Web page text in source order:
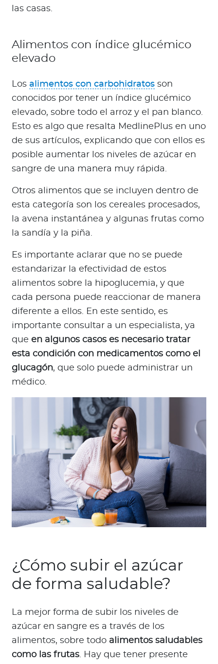
las casas.
Alimentos con índice glucémico
elevado
Los alimentos con carbohidratos son
conocidos por tener un índice glucémico
elevado, sobre todo el arroz y el pan blanco.
Esto es algo que resalta MedlinePlus en uno
de sus artículos, explicando que con ellos es
posible aumentar los niveles de azúcar en
sangre de una manera muy rápida.
Otros alimentos que se incluyen dentro de
esta categoría son los cereales procesados,
la avena instantánea y algunas frutas como
la sandía y la piña.
Es importante aclarar que no se puede
estandarizar la efectividad de estos
alimentos sobre la hipoglucemia, y que
cada persona puede reaccionar de manera
diferente a ellos. En este sentido, es
importante consultar a un especialista, ya
que en algunos casos es necesario tratar
esta condición con medicamentos como el
glucagón, que solo puede administrar un
médico.
¿Cómo subir el azúcar
de forma saludable?
La mejor forma de subir los niveles de
azúcar en sangre es a través de los
alimentos, sobre todo alimentos saludables
como las frutas. Hay que tener presente